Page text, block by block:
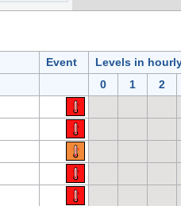
Event
Levels in
0
1
2